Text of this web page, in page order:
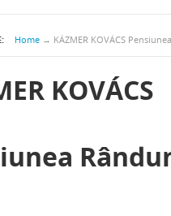
Home → KÁZMER KOVÁCS
KOVÁCS